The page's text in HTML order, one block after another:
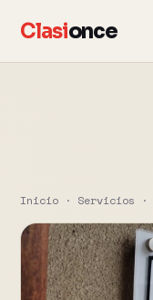
Clasionce
Inicio · Servicios ·